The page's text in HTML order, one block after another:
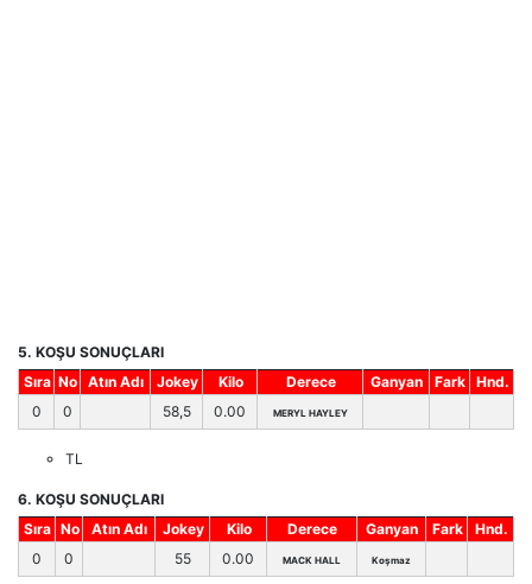
5. KOŞU SONUÇLARI
Sıra No Atın Adı Jokey Kilo Derece Ganyan Fark Hnd.
0
0 58,5 0.00 MERYL HAYLEY
TL
6. KOŞU SONUÇLARI
Sıra No Atın Adı Jokey Kilo Derece Ganyan Fark
Hnd.
0
0 55 0.00 MACK HALL Koşmaz